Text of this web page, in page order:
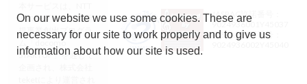
ドコモグループの新
規事業創出プログラ
ム「docomo
STARTUP」を通じて
JASRAC許諾番号：
9024936001Y45037
JASRAC許諾番号：
On our website we use some cookies. These are
necessary for our site to work properly and to give us
information about how our site is used.